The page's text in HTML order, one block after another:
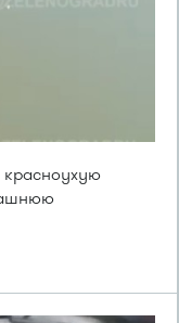
красноухую